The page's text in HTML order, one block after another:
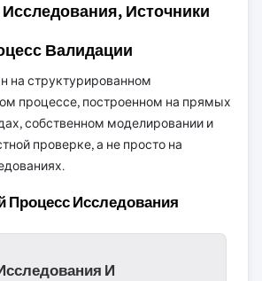
Источники
Валидации
на структурированном
процессе, построенном на прямых
собственном моделировании и
проверке, а не просто на
Исследования
И